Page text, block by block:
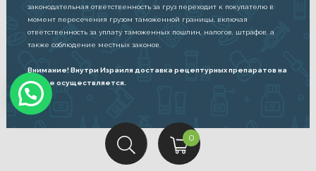
законодательная ответственность за груз переходит к покупателю в
момент пересечения грузом таможенной границы, включая
ответственность за уплату таможенных пошлин, налогов, штрафов, а
также соблюдение местных законов.
Внимание! Внутри Израиля доставка рецептурных препаратов на
дом не осуществляется.
0